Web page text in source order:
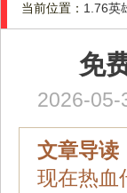
当前位置： 1.76英
免
2026-05-
文章导读
现在热血